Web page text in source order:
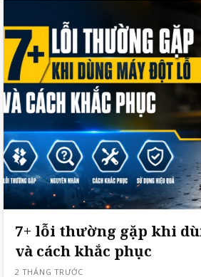
7+ lỗi thường gặp khi
và cách khắc phục